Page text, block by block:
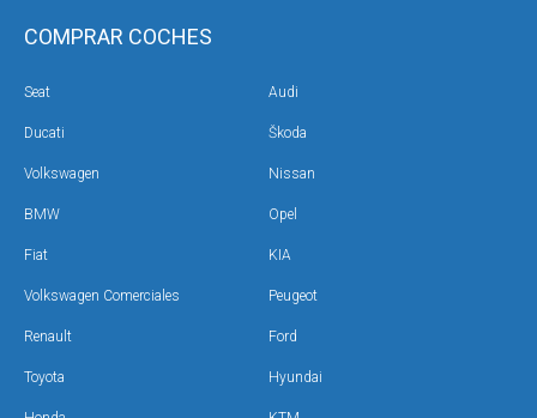
COMPRAR COCHES
Seat Audi
Ducati Škoda
Volkswagen Nissan
BMW Opel
Fiat KIA
Volkswagen Comerciales Peugeot
Renault Ford
Toyota Hyundai